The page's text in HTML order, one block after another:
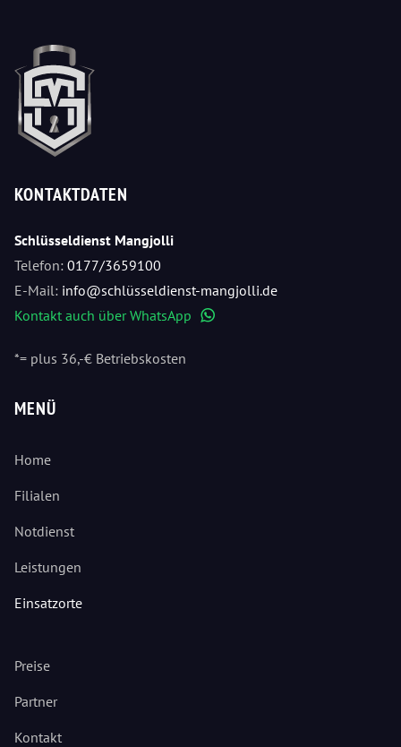
KONTAKTDATEN
Schlüsseldienst Mangjolli
Telefon: 0177/3659100
E-Mail: info@schlüsseldienst-mangjolli.de
Kontakt auch über WhatsApp
*= plus 36,-€ Betriebskosten
MENÜ
Home
Filialen
Notdienst
Leistungen
Einsatzorte
Preise
Partner
Kontakt